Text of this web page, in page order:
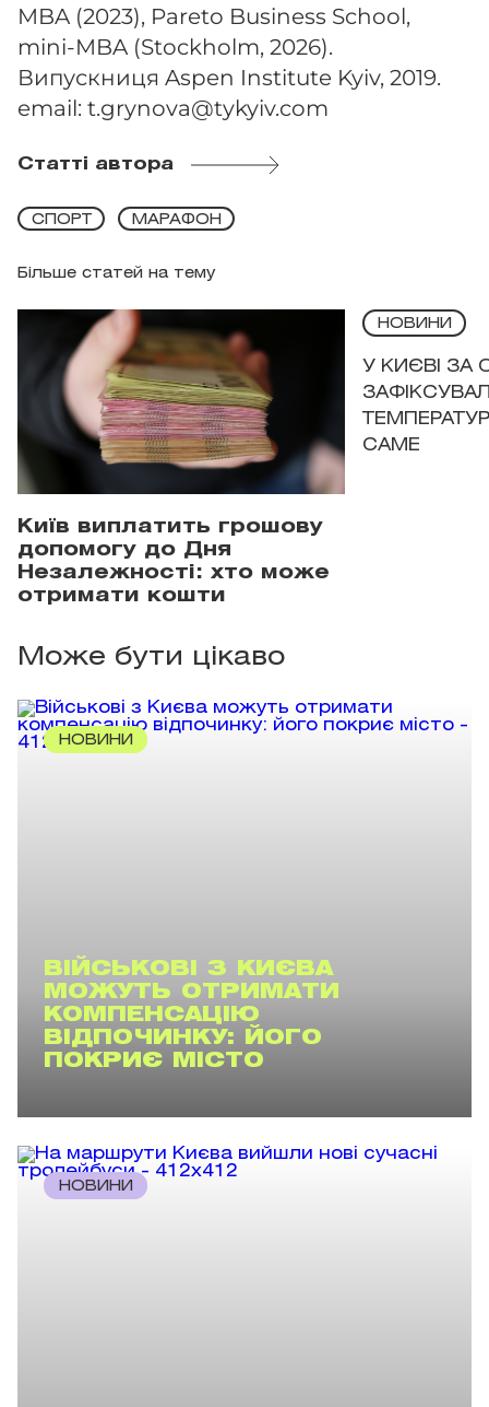
MBA (2023), Pareto Business School,
mini-MBA (Stockholm, 2026).
Випускниця Aspen Institute Kyiv, 2019.
email: t.grynova@tykyiv.com
Статті автора
Більше статей на тему
СПОРТ МАРАФОН
Київ виплатить грошову
допомогу до Дня
Незалежності: хто може
отримати кошти
НОВИНИ
У КИЄВІ ЗА
САМЕ
Може бути цікаво
НОВИНИ
ВІЙСЬКОВІ З КИЄВА
МОЖУТЬ ОТРИМАТИ
КОМПЕНСАЦІЮ
ВІДПОЧИНКУ: ЙОГО
ПОКРИЄ МІСТО
НОВИНИ